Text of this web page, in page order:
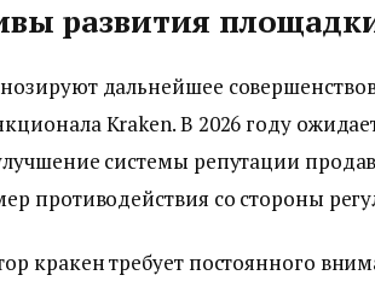
развития
дальнейшее
Kraken. В 2026 году
системы репутации
противодействия со стороны
кракен требует постоянного